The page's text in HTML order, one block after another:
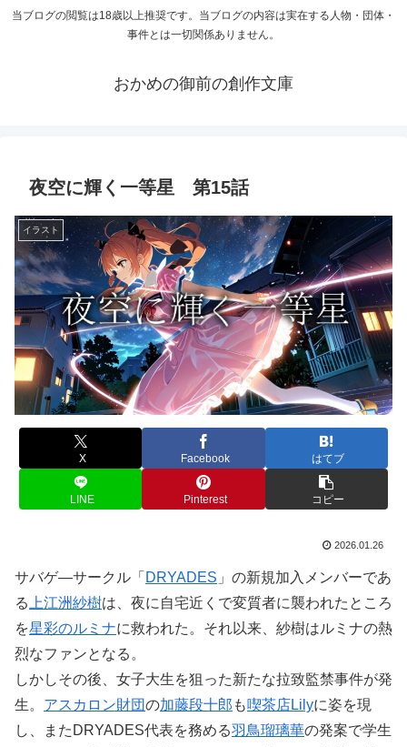
当ブログの閲覧は18歳以上推奨です。当ブログの内容は実在する人物・団体・
事件とは一切関係ありません。
おかめの御前の創作文庫
夜空に輝く一等星 第15話
イラスト
X Facebook はてブ
LINE Pinterest コピー
2026.01.26
サバゲ―サークル「 DRYADES 」の新規加入メンバーであ
る 上江洲紗樹は、夜に自宅近くで変質者に襲われたところ
を星彩のルミナに救われた。それ以来、紗樹はルミナの熱
烈なファンとなる。
しかしその後、女子大生を狙った新たな拉致監禁事件が発
生。 アスカロン財団の加藤段十郎 も喫茶店Lilyに姿を現
し、またDRYADES代表を務める羽鳥瑠璃華の発案で学生